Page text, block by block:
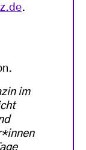
.
im